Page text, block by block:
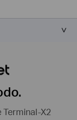
Terminal-X2